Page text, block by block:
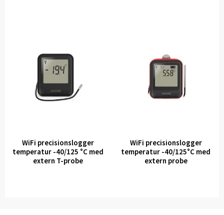
WiFi precisionslogger
temperatur -40/125 °C med
extern T-probe
WiFi precisionslogger
temperatur -40/125°C med
extern probe